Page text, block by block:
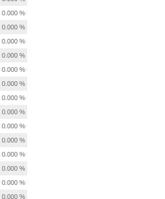
0.000 %
0.000 %
0.000 %
0.000 %
0.000 %
0.000 %
0.000 %
0.000 %
0.000 %
0.000 %
0.000 %
0.000 %
0.000 %
0.000 %